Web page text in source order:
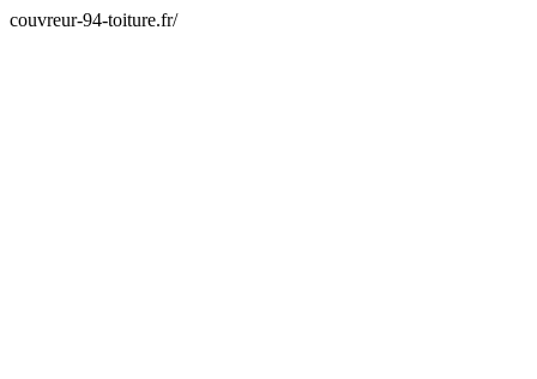
couvreur-94-toiture.fr/